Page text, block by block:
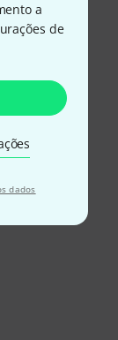
a
de
dados
através de
crédito.